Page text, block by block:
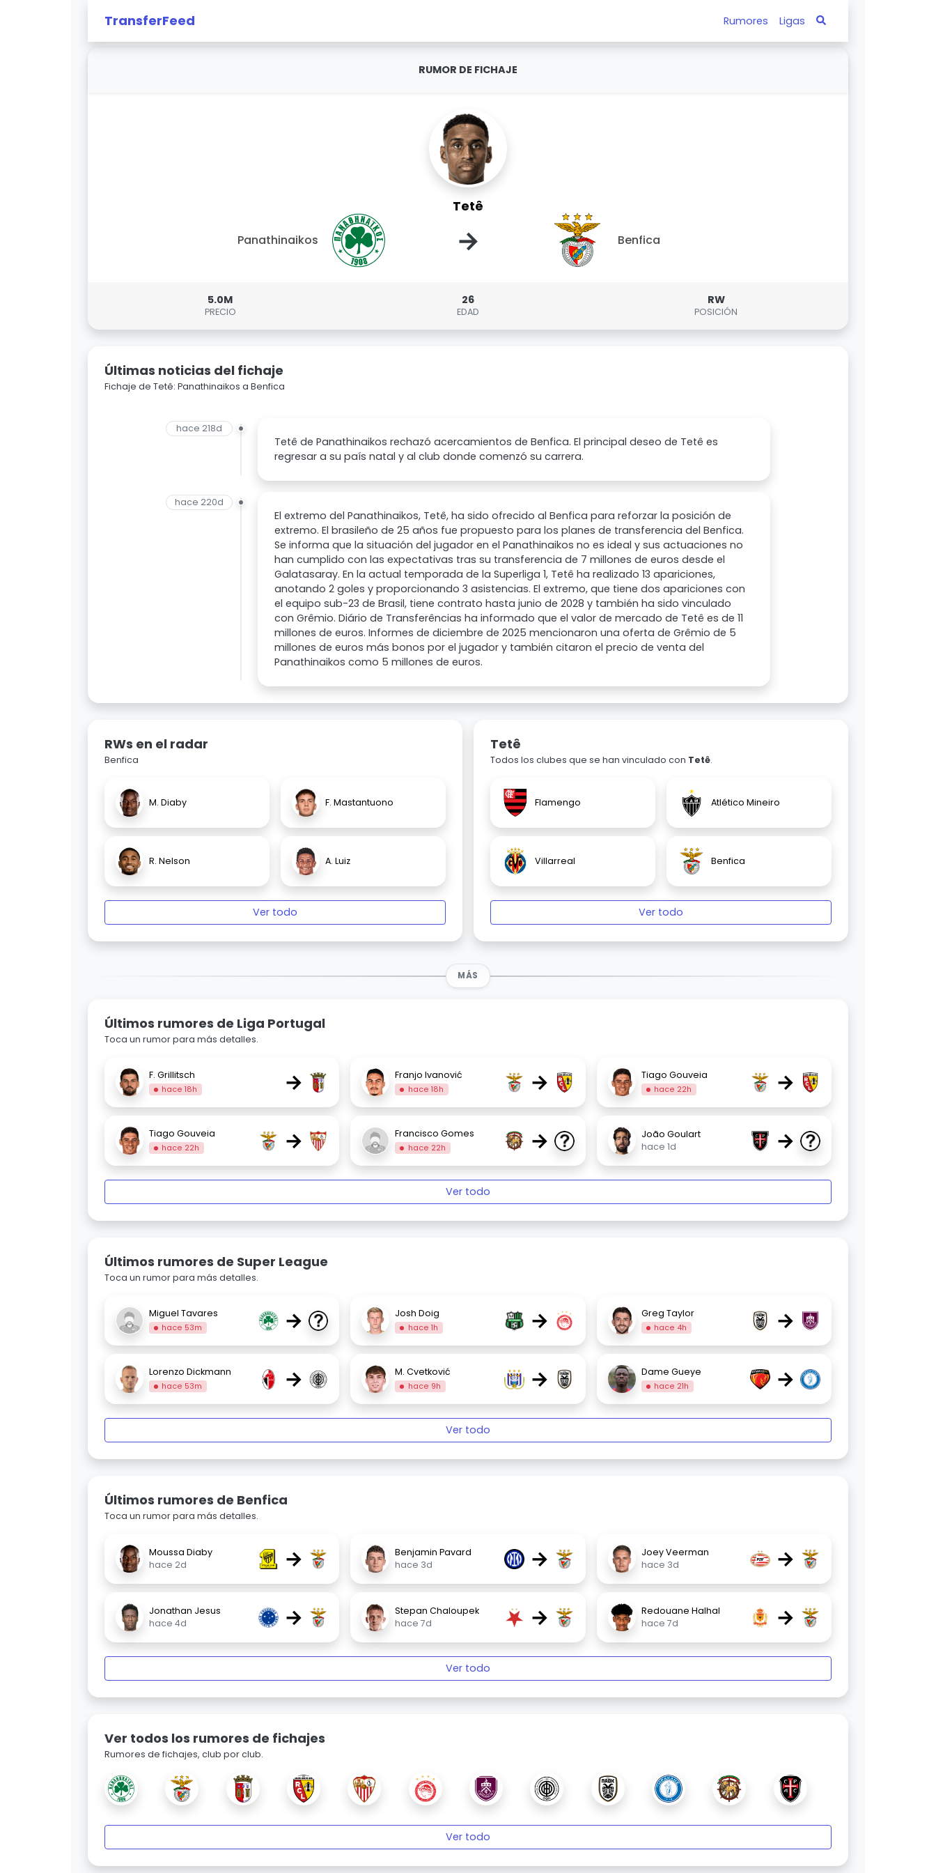
TransferFeed Rumores Ligas
RUMOR DE FICHAJE
Tetê
Panathinaikos → Benfica
5.0M
PRECIO
26
EDAD
RW
POSICIÓN
Últimas noticias del fichaje
Fichaje de Tetê: Panathinaikos a Benfica
hace 218d
Tetê de Panathinaikos rechazó acercamientos de Benfica. El principal deseo de Tetê es
regresar a su país natal y al club donde comenzó su carrera.
hace 220d
El extremo del Panathinaikos, Tetê, ha sido ofrecido al Benfica para reforzar la posición de
extremo. El brasileño de 25 años fue propuesto para los planes de transferencia del Benfica.
Se informa que la situación del jugador en el Panathinaikos no es ideal y sus actuaciones no
han cumplido con las expectativas tras su transferencia de 7 millones de euros desde el
Galatasaray. En la actual temporada de la Superliga 1, Tetê ha realizado 13 apariciones,
anotando 2 goles y proporcionando 3 asistencias. El extremo, que tiene dos apariciones con
el equipo sub-23 de Brasil, tiene contrato hasta junio de 2028 y también ha sido vinculado
con Grêmio. Diário de Transferências ha informado que el valor de mercado de Tetê es de 11
millones de euros. Informes de diciembre de 2025 mencionaron una oferta de Grêmio de 5
millones de euros más bonos por el jugador y también citaron el precio de venta del
Panathinaikos como 5 millones de euros.
RWs en el radar
Benfica
M. Diaby F. Mastantuono
R. Nelson A. Luiz
Ver todo
Tetê
Todos los clubes que se han vinculado con Tetê.
Flamengo Atlético Mineiro
Villarreal Benfica
Ver todo
MÁS
Últimos rumores de Liga Portugal
Toca un rumor para más detalles.
F. Grillitsch
hace 18h → Franjo Ivanović
hace 18h → Tiago Gouveia
hace 22h →
Tiago Gouveia
hace 22h → Francisco Gomes
hace 22h →
João Goulart
hace 1d
→
Ver todo
Últimos rumores de Super League
Toca un rumor para más detalles.
Miguel Tavares
hace 53m → Josh Doig
hace 1h → Greg Taylor
hace 4h →
Lorenzo Dickmann
hace 53m → M. Cvetković
hace 9h → Dame Gueye
hace 21h →
Ver todo
Últimos rumores de Benfica
Toca un rumor para más detalles.
Moussa Diaby
hace 2d
→
Benjamin Pavard
hace 3d
→
Joey Veerman
hace 3d
→
Jonathan Jesus
hace 4d
→
Stepan Chaloupek
hace 7d
→
Redouane Halhal
hace 7d
→
Ver todo
Ver todos los rumores de fichajes
Rumores de fichajes, club por club.
Ver todo